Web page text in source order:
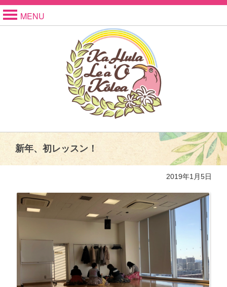
MENU
新年、初レッスン！
2019年1月5日